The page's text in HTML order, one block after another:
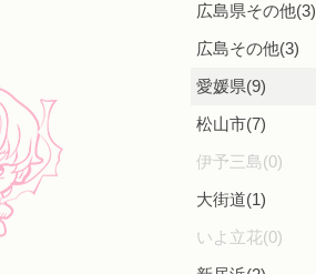
広島県その他(3)
広島その他(3)
愛媛県(9)
松山市(7)
伊予三島(0)
大街道(1)
いよ立花(0)